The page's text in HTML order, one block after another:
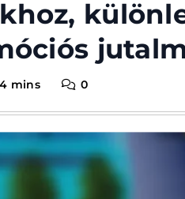
mins 0